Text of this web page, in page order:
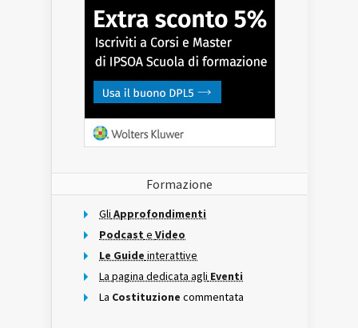
Formazione
Gli Approfondimenti
Podcast e Video
Le Guide interattive
La pagina dedicata agli Eventi
La Costituzione commentata